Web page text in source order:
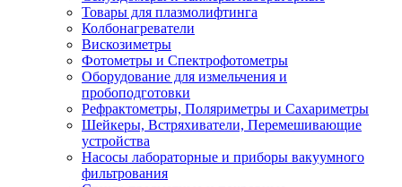
Товары для плазмолифтинга
Колбонагреватели
Вискозиметры
Фотометры и Спектрофотометры
Оборудование для измельчения и
пробоподготовки
Рефрактометры, Поляриметры и Сахариметры
Шейкеры, Встряхиватели, Перемешивающие
устройства
Насосы лабораторные и приборы вакуумного
фильтрования